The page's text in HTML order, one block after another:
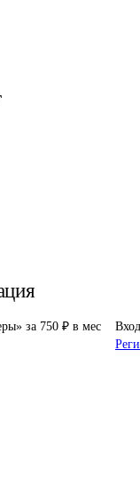
за 750 ₽ в мес
Вход